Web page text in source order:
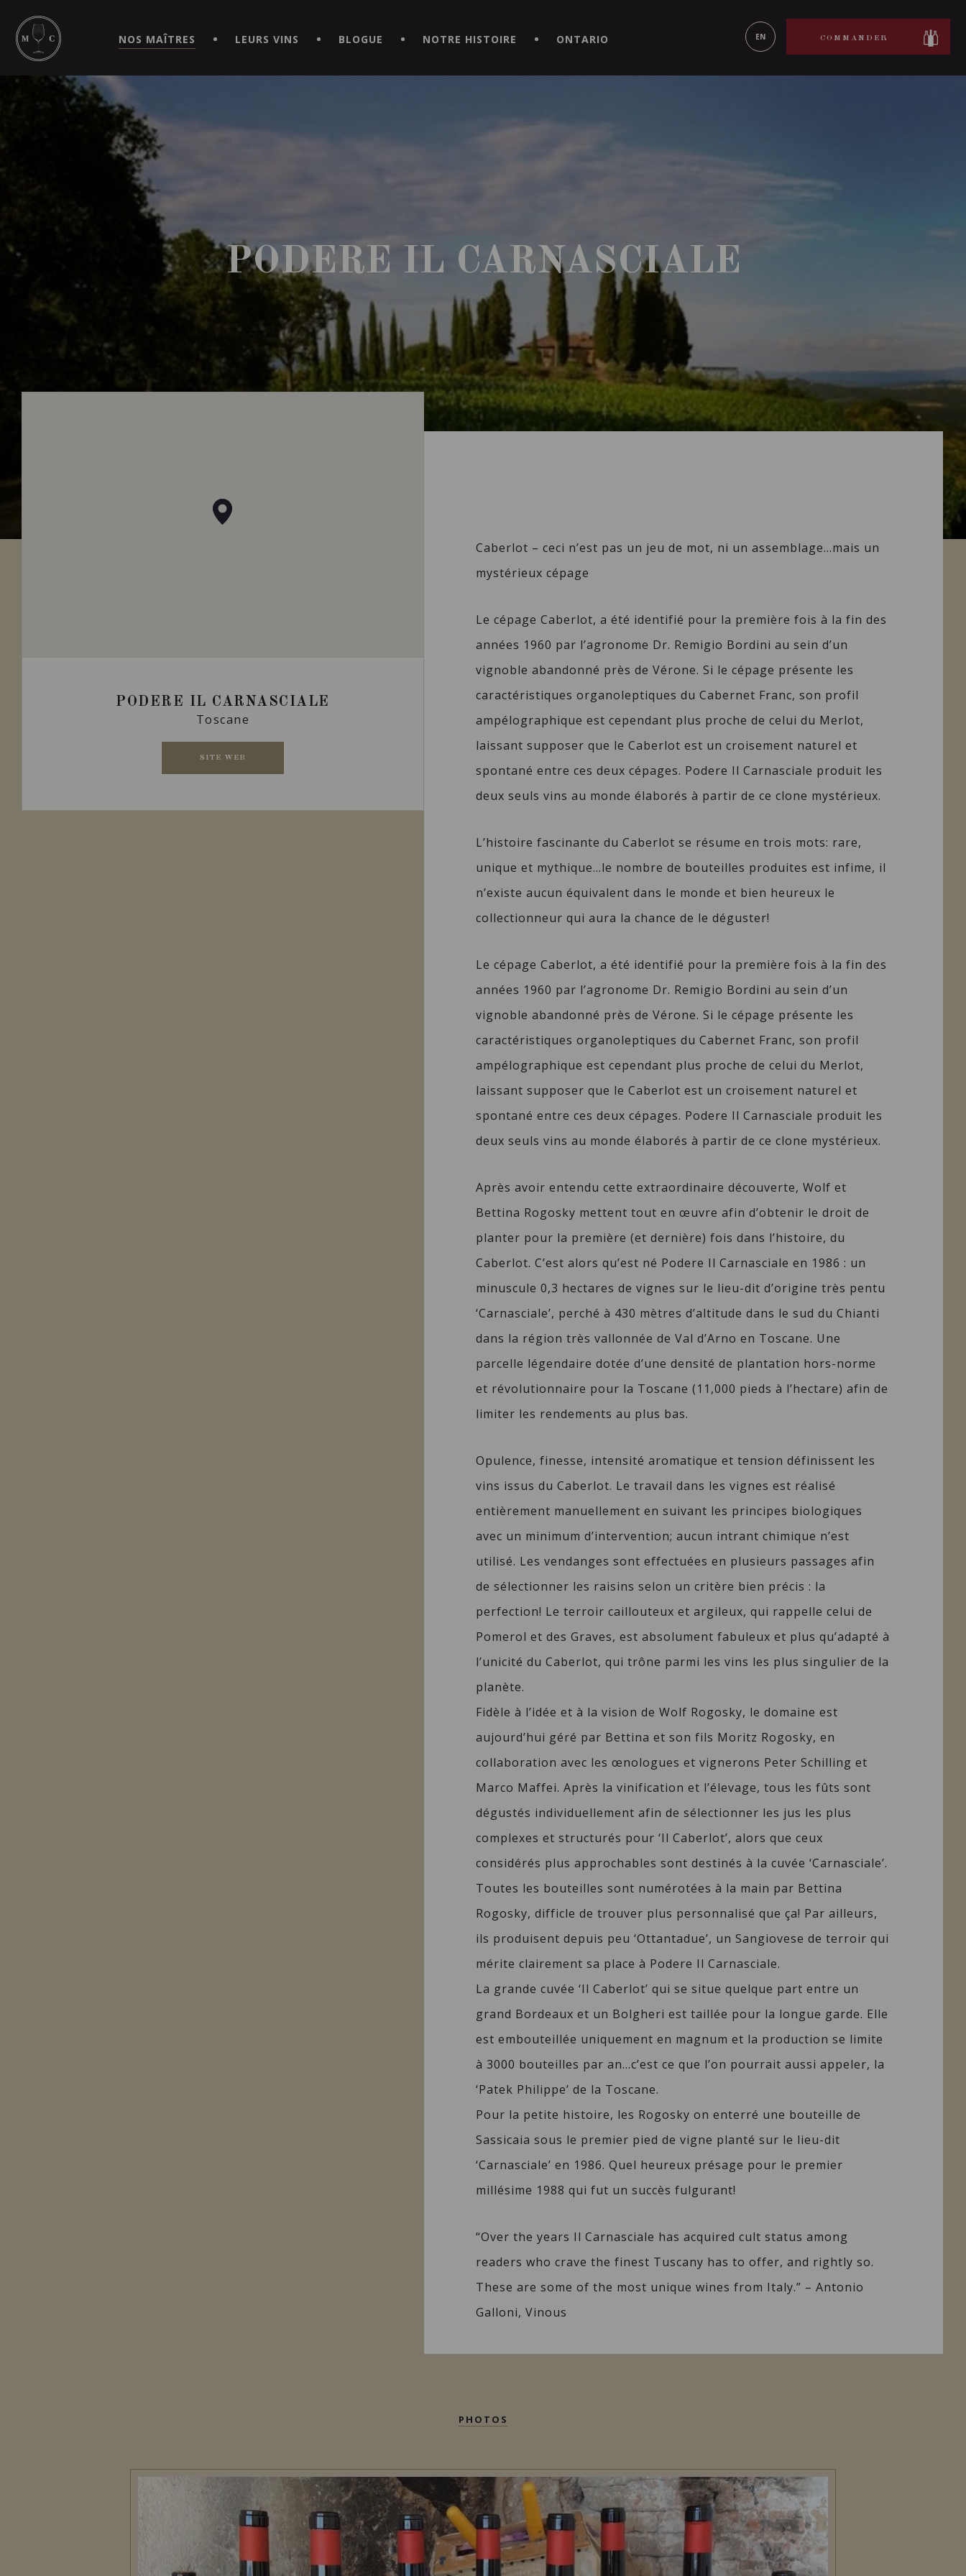
MAITRE | CAVISTE VIRTUEL!
NOS MAÎTRES LEURS VINS BLOGUE NOTRE HISTOIRE ONTARIO EN COMMANDER
PODERE IL CARNASCIALE
PODERE IL CARNASCIALE
Toscane
SITE WEB
Caberlot – ceci n’est pas un jeu de mot, ni un assemblage…mais un
mystérieux cépage
Le cépage Caberlot, a été identifié pour la première fois à la fin des
années 1960 par l’agronome Dr. Remigio Bordini au sein d’un
vignoble abandonné près de Vérone. Si le cépage présente les
caractéristiques organoleptiques du Cabernet Franc, son profil
ampélographique est cependant plus proche de celui du Merlot,
laissant supposer que le Caberlot est un croisement naturel et
spontané entre ces deux cépages. Podere Il Carnasciale produit les
deux seuls vins au monde élaborés à partir de ce clone mystérieux.
L’histoire fascinante du Caberlot se résume en trois mots: rare,
unique et mythique…le nombre de bouteilles produites est infime, il
n’existe aucun équivalent dans le monde et bien heureux le
collectionneur qui aura la chance de le déguster!
Le cépage Caberlot, a été identifié pour la première fois à la fin des
années 1960 par l’agronome Dr. Remigio Bordini au sein d’un
vignoble abandonné près de Vérone. Si le cépage présente les
caractéristiques organoleptiques du Cabernet Franc, son profil
ampélographique est cependant plus proche de celui du Merlot,
laissant supposer que le Caberlot est un croisement naturel et
spontané entre ces deux cépages. Podere Il Carnasciale produit les
deux seuls vins au monde élaborés à partir de ce clone mystérieux.
Après avoir entendu cette extraordinaire découverte, Wolf et
Bettina Rogosky mettent tout en œuvre afin d’obtenir le droit de
planter pour la première (et dernière) fois dans l’histoire, du
Caberlot. C’est alors qu’est né Podere Il Carnasciale en 1986 : un
minuscule 0,3 hectares de vignes sur le lieu-dit d’origine très pentu
‘Carnasciale’, perché à 430 mètres d’altitude dans le sud du Chianti
dans la région très vallonnée de Val d’Arno en Toscane. Une
parcelle légendaire dotée d’une densité de plantation hors-norme
et révolutionnaire pour la Toscane (11,000 pieds à l’hectare) afin de
limiter les rendements au plus bas.
Opulence, finesse, intensité aromatique et tension définissent les
vins issus du Caberlot. Le travail dans les vignes est réalisé
entièrement manuellement en suivant les principes biologiques
avec un minimum d’intervention; aucun intrant chimique n’est
utilisé. Les vendanges sont effectuées en plusieurs passages afin
de sélectionner les raisins selon un critère bien précis : la
perfection! Le terroir caillouteux et argileux, qui rappelle celui de
Pomerol et des Graves, est absolument fabuleux et plus qu’adapté à
l’unicité du Caberlot, qui trône parmi les vins les plus singulier de la
planète.
Fidèle à l’idée et à la vision de Wolf Rogosky, le domaine est
aujourd’hui géré par Bettina et son fils Moritz Rogosky, en
collaboration avec les œnologues et vignerons Peter Schilling et
Marco Maffei. Après la vinification et l’élevage, tous les fûts sont
dégustés individuellement afin de sélectionner les jus les plus
complexes et structurés pour ‘Il Caberlot’, alors que ceux
considérés plus approchables sont destinés à la cuvée ‘Carnasciale’.
Toutes les bouteilles sont numérotées à la main par Bettina
Rogosky, difficle de trouver plus personnalisé que ça! Par ailleurs,
ils produisent depuis peu ‘Ottantadue’, un Sangiovese de terroir qui
mérite clairement sa place à Podere Il Carnasciale.
La grande cuvée ‘Il Caberlot’ qui se situe quelque part entre un
grand Bordeaux et un Bolgheri est taillée pour la longue garde. Elle
est embouteillée uniquement en magnum et la production se limite
à 3000 bouteilles par an…c’est ce que l’on pourrait aussi appeler, la
‘Patek Philippe’ de la Toscane.
Pour la petite histoire, les Rogosky on enterré une bouteille de
Sassicaia sous le premier pied de vigne planté sur le lieu-dit
‘Carnasciale’ en 1986. Quel heureux présage pour le premier
millésime 1988 qui fut un succès fulgurant!
“Over the years Il Carnasciale has acquired cult status among
readers who crave the finest Tuscany has to offer, and rightly so.
These are some of the most unique wines from Italy.” – Antonio
Galloni, Vinous
PHOTOS